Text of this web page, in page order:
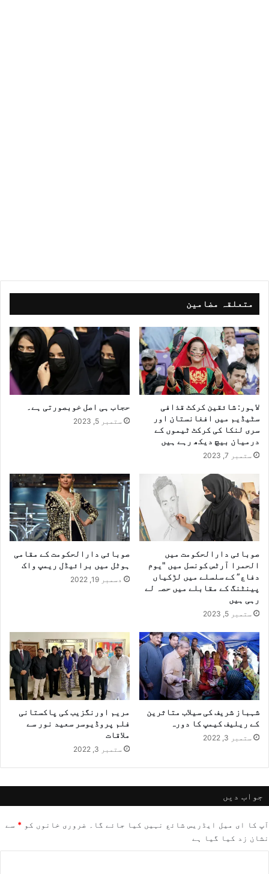
متعلقہ مضامین
لاہور: شائقین کرکٹ قذافی
سٹیڈیم میں افغانستان اور
سری لنکا کی کرکٹ ٹیموں کے
درمیان بیچ دیکھ رہے ہیں
ستمبر 7, 2023
حجاب ہی اصل خوبصورتی ہے۔
ستمبر 5, 2023
صوبائی دارالحکومت میں
الحمرا آرٹس کونسل میں "یوم
دفاع” کے سلسلے میں لڑکیاں
پینٹنگ کے مقابلے میں حصہ لے
رہی ہیں
ستمبر 5, 2023
صوبائی دارالحکومت کے مقامی
ہوٹل میں برائیڈل ریمپ واک
دسمبر 19, 2022
شہباز شریف کی سیلاب متاثرین
کے ریلیف کیمپ کا دورہ
ستمبر 3, 2022
مریم اورنگزیب کی پاکستانی
فلم پروڈیوسر سعید نور سے
ملاقات
ستمبر 3, 2022
جواب دیں
آپ کا ای میل ایڈریس شائع نہیں کیا جائے گا۔ ضروری خانوں کو * سے
نشان زد کیا گیا ہے